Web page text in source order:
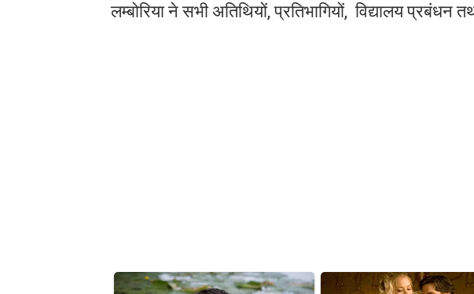
लम्बोरिया ने सभी अतिथियों, प्रतिभागियों, विद्यालय प्रबंधन